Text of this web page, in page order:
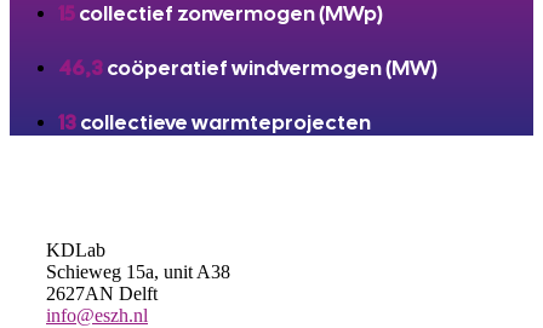
15collectief zonvermogen (MWp)
46,3coöperatief windvermogen (MW)
13collectieve warmteprojecten
KDLab
Schieweg 15a, unit A38
2627AN Delft
info@eszh.nl